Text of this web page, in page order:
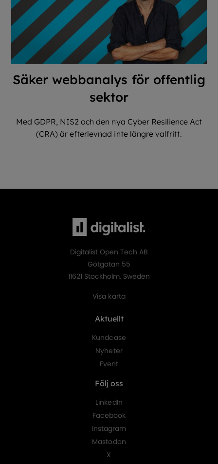
Säker webbanalys för offentlig
sektor
Med GDPR, NIS2 och den nya Cyber ​​Resilience Act
(CRA) är efterlevnad inte längre valfritt.
Digitalist Open Tech AB
Götgatan 55
11621 Stockholm, Sweden
Visa karta
Aktuellt
Kundcase
Nyheter
Event
Följ oss
LinkedIn
Facebook
Instagram
Mastodon
X